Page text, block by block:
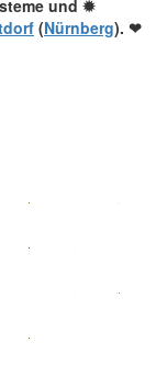
und ✹
(Nürnberg). ❤